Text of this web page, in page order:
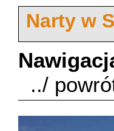
Narty w
../